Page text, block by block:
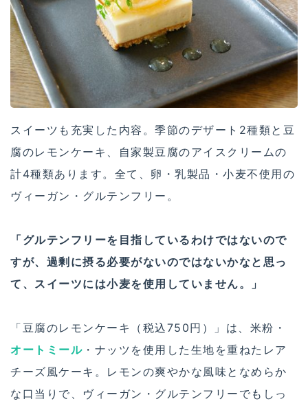
スイーツも充実した内容。季節のデザート2種類と豆
腐のレモンケーキ、自家製豆腐のアイスクリームの
計4種類あります。全て、卵・乳製品・小麦不使用の
ヴィーガン・グルテンフリー。
「グルテンフリーを目指しているわけではないので
すが、過剰に摂る必要がないのではないかなと思っ
て、スイーツには小麦を使用していません。」
「豆腐のレモンケーキ（税込750円）」は、米粉・
オートミール ・ナッツを使用した生地を重ねたレア
チーズ風ケーキ。レモンの爽やかな風味となめらか
な口当りで、ヴィーガン・グルテンフリーでもしっ